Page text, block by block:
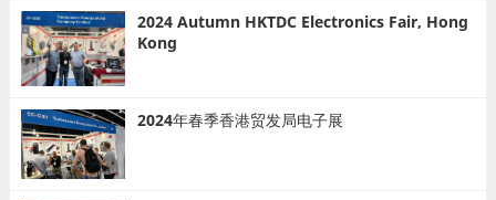
2024 Autumn HKTDC Electronics Fair, Hong
Kong
2024年春季香港贸发局电子展